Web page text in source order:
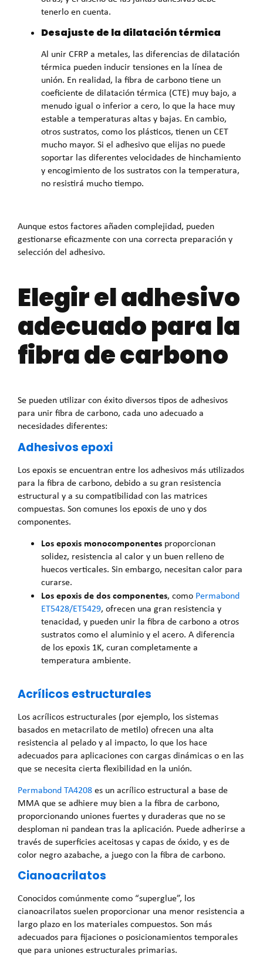
tenerlo en cuenta.
Desajuste de la dilatación térmica
Al unir CFRP a metales, las diferencias de dilatación
térmica pueden inducir tensiones en la línea de
unión. En realidad, la fibra de carbono tiene un
coeficiente de dilatación térmica (CTE) muy bajo, a
menudo igual o inferior a cero, lo que la hace muy
estable a temperaturas altas y bajas. En cambio,
otros sustratos, como los plásticos, tienen un CET
mucho mayor. Si el adhesivo que elijas no puede
soportar las diferentes velocidades de hinchamiento
y encogimiento de los sustratos con la temperatura,
no resistirá mucho tiempo.
Aunque estos factores añaden complejidad, pueden
gestionarse eficazmente con una correcta preparación y
selección del adhesivo.
Elegir el adhesivo
adecuado para la
fibra de carbono
Se pueden utilizar con éxito diversos tipos de adhesivos
para unir fibra de carbono, cada uno adecuado a
necesidades diferentes:
Adhesivos epoxi
Los epoxis se encuentran entre los adhesivos más utilizados
para la fibra de carbono, debido a su gran resistencia
estructural y a su compatibilidad con las matrices
compuestas. Son comunes los epoxis de uno y dos
componentes.
Los epoxis monocomponentes proporcionan
solidez, resistencia al calor y un buen relleno de
huecos verticales. Sin embargo, necesitan calor para
curarse.
Los epoxis de dos componentes, como Permabond
ET5428/ET5429, ofrecen una gran resistencia y
tenacidad, y pueden unir la fibra de carbono a otros
sustratos como el aluminio y el acero. A diferencia
de los epoxis 1K, curan completamente a
temperatura ambiente.
Acrílicos estructurales
Los acrílicos estructurales (por ejemplo, los sistemas
basados en metacrilato de metilo) ofrecen una alta
resistencia al pelado y al impacto, lo que los hace
adecuados para aplicaciones con cargas dinámicas o en las
que se necesita cierta flexibilidad en la unión.
Permabond TA4208es un acrílico estructural a base de
MMA que se adhiere muy bien a la fibra de carbono,
proporcionando uniones fuertes y duraderas que no se
desploman ni pandean tras la aplicación. Puede adherirse a
través de superficies aceitosas y capas de óxido, y es de
color negro azabache, a juego con la fibra de carbono.
Cianoacrilatos
Conocidos comúnmente como “superglue”, los
cianoacrilatos suelen proporcionar una menor resistencia a
largo plazo en los materiales compuestos. Son más
adecuados para fijaciones o posicionamientos temporales
que para uniones estructurales primarias.